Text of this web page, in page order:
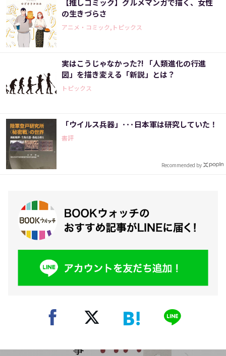
の生きづらさ
アニメ・コミック,トピックス
実はこうじゃなかった?! 「人類進化の行進
図」を描き変える「新説」とは？
トピックス
「ウイルス兵器」･･･日本軍は研究していた！
書評
Recommended by